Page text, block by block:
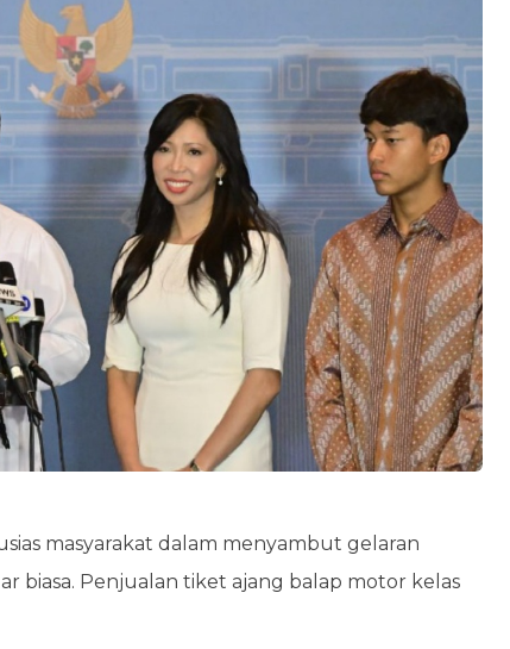
masyarakat dalam menyambut gelaran
biasa. Penjualan tiket ajang balap motor kelas